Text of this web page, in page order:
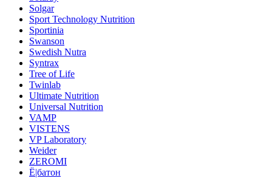
Solgar
Sport Technology Nutrition
Sportinia
Swanson
Swedish Nutra
Syntrax
Tree of Life
Twinlab
Ultimate Nutrition
Universal Nutrition
VAMP
VISTENS
VP Laboratory
Weider
ZEROMI
Ё|батон